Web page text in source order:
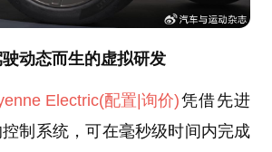
动态而生的虚拟研发
Electric(配置 |询价)凭借先进
制系统，可在毫秒级时间内完成